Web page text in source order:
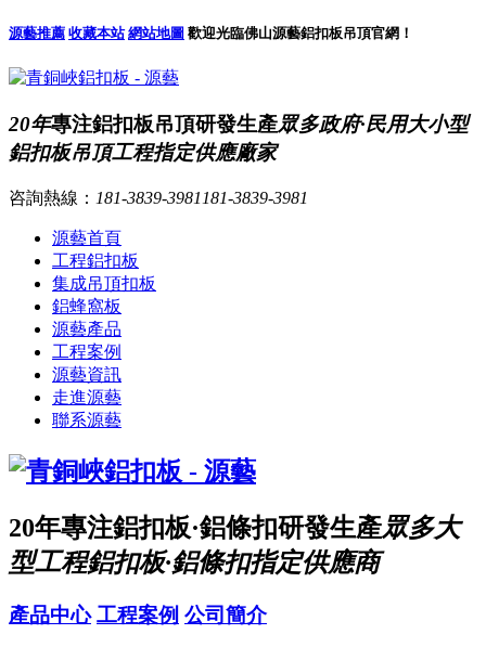
源藝推薦 收藏本站 網站地圖 歡迎光臨佛山源藝鋁扣板吊頂官網！
20年專注鋁扣板吊頂研發生產眾多政府·民用大小型
鋁扣板吊頂工程指定供應廠家
咨詢熱線： 181-3839-3981 181-3839-3981
源藝首頁
工程鋁扣板
集成吊頂扣板
鋁蜂窩板
源藝產品
工程案例
源藝資訊
走進源藝
聯系源藝
20年專注鋁扣板·鋁條扣研發生產眾多大
型工程鋁扣板·鋁條扣指定供應商
產品中心 工程案例 公司簡介